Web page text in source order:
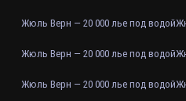
Жюль Верн — 20 000 лье под водой
Жюль Верн — 20 000 лье под водой
Жюль Верн — 20 000 лье под водой